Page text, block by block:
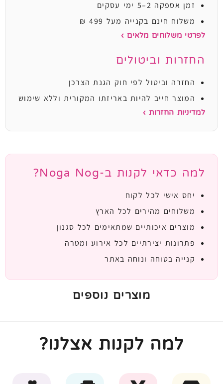
זמן אספקה 2–5 ימי עסקים
משלוח חינם בקנייה מעל 499 ₪
לפרטי משלוחים מלאים ›
החזרות וביטולים
החזרה וביטול לפי חוק הגנת הצרכן
המוצר חייב להיות באריזתו המקורית וללא שימוש
למדיניות החזרות ›
למה כדאי לקנות ב-Noga Nog?
יחס אישי לכל לקוח
משלוחים מהירים לכל הארץ
מוצרים איכותיים שמתאימים לכל סגנון
פתרונות יצירתיים לכל אירוע ומטרה
קנייה בטוחה ונוחה באתר
מוצרים נוספים
למה לקנות אצלנו?